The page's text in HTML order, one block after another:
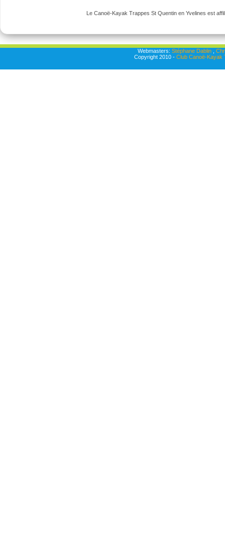
Le Canoë-Kayak Trappes St Quentin en Yvelines est
Webmasters: Stéphane Dablin,
Copyright 2010 - Club Canoë-Kayak